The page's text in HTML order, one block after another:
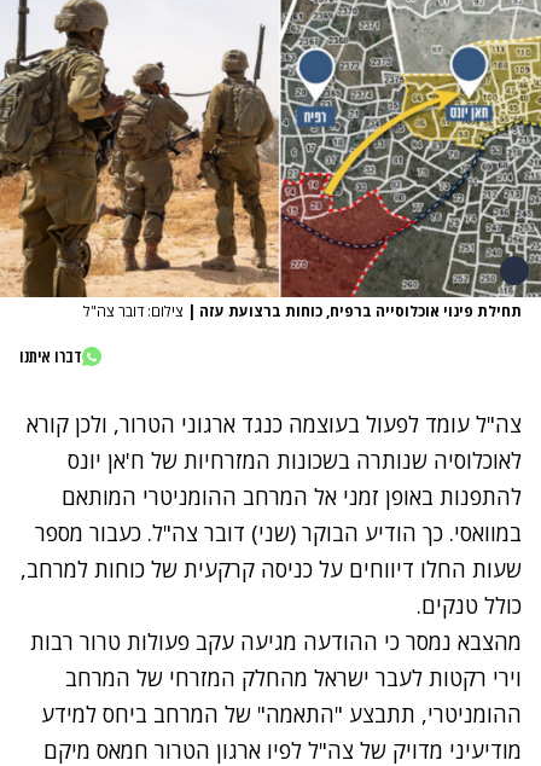
תחילת פינוי אוכלוסייה ברפיח, כוחות ברצועת עזה | צילום: דובר צה"ל
דברו איתנו
צה"ל עומד לפעול בעוצמה כנגד ארגוני הטרור, ולכן קורא
לאוכלוסיה שנותרה בשכונות המזרחיות של ח'אן יונס
להתפנות באופן זמני אל המרחב ההומניטרי המותאם
במוואסי. כך הודיע הבוקר (שני) דובר צה"ל. כעבור מספר
שעות החלו דיווחים על כניסה קרקעית של כוחות למרחב,
כולל טנקים.
מהצבא נמסר כי ההודעה מגיעה עקב פעולות טרור רבות
וירי רקטות לעבר ישראל מהחלק המזרחי של המרחב
ההומניטרי, תתבצע "התאמה" של המרחב ביחס למידע
מודיעיני מדויק של צה"ל לפיו ארגון הטרור חמאס מיקם